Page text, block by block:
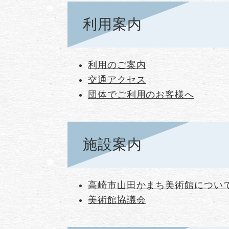
利用案内
利用のご案内
交通アクセス
団体でご利用のお客様へ
施設案内
高崎市山田かまち美術館につい
美術館協議会